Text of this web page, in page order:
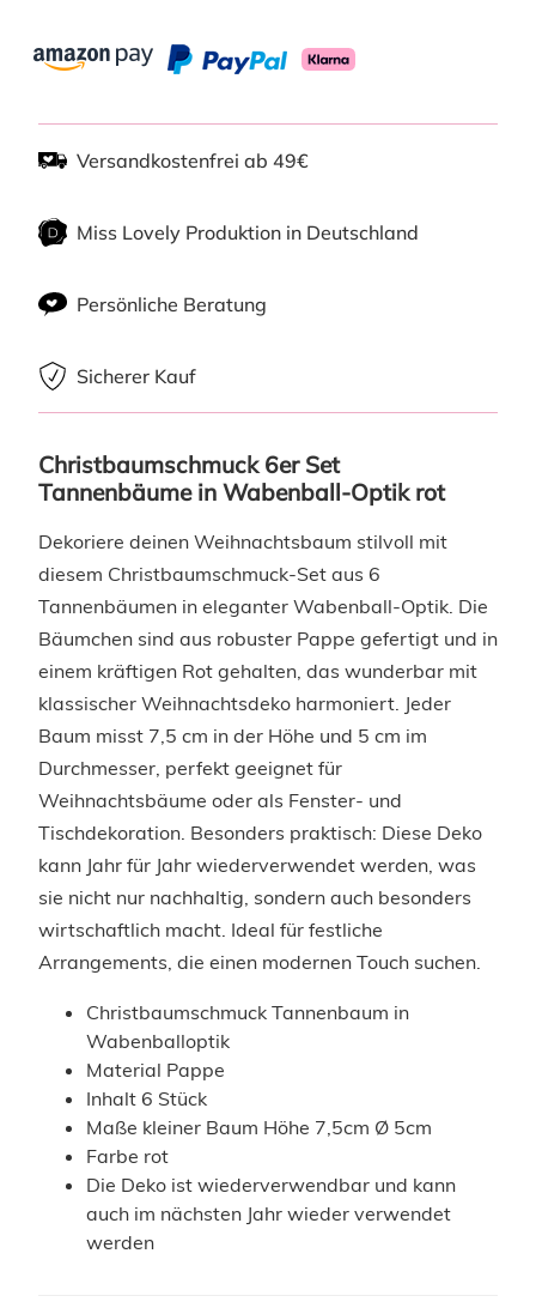
Versandkostenfrei ab 49€
Miss Lovely Produktion in Deutschland
Persönliche Beratung
Sicherer Kauf
Christbaumschmuck 6er Set
Tannenbäume in Wabenball-Optik rot
Dekoriere deinen Weihnachtsbaum stilvoll mit
diesem Christbaumschmuck-Set aus 6
Tannenbäumen in eleganter Wabenball-Optik. Die
Bäumchen sind aus robuster Pappe gefertigt und in
einem kräftigen Rot gehalten, das wunderbar mit
klassischer Weihnachtsdeko harmoniert. Jeder
Baum misst 7,5 cm in der Höhe und 5 cm im
Durchmesser, perfekt geeignet für
Weihnachtsbäume oder als Fenster- und
Tischdekoration. Besonders praktisch: Diese Deko
kann Jahr für Jahr wiederverwendet werden, was
sie nicht nur nachhaltig, sondern auch besonders
wirtschaftlich macht. Ideal für festliche
Arrangements, die einen modernen Touch suchen.
Christbaumschmuck Tannenbaum in
Wabenballoptik
Material Pappe
Inhalt 6 Stück
Maße kleiner Baum Höhe 7,5cm Ø 5cm
Farbe rot
Die Deko ist wiederverwendbar und kann
auch im nächsten Jahr wieder verwendet
werden